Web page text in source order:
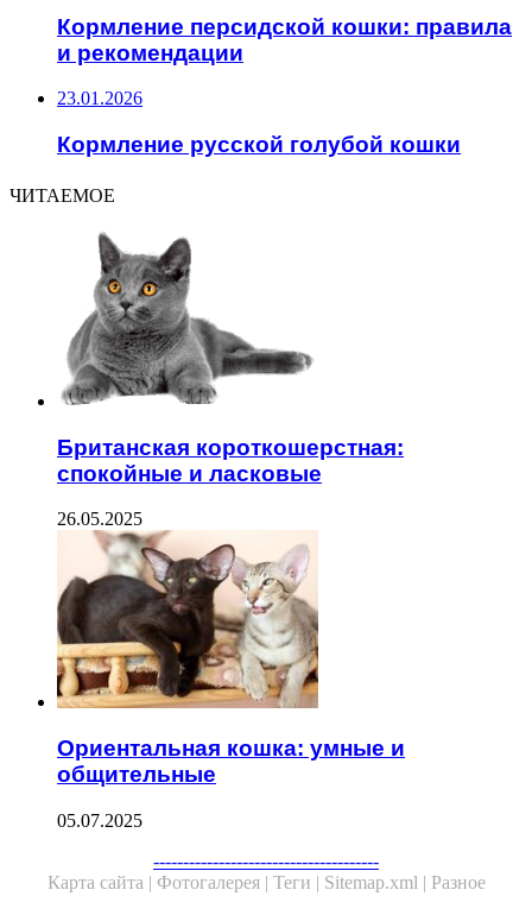
Кормление персидской кошки: правила
и рекомендации
23.01.2026
Кормление русской голубой кошки
ЧИТАЕМОЕ
Британская короткошерстная:
спокойные и ласковые
26.05.2025
Ориентальная кошка: умные и
общительные
05.07.2025
--------------------------------------
Карта сайта | Фотогалерея | Теги | Sitemap.xml | Разное